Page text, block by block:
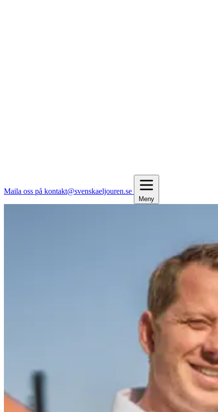
Maila oss på kontakt@svenskaeljouren.se
Meny